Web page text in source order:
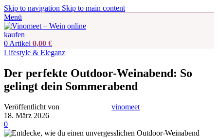
Skip to navigation Skip to main content
Menü
0 Artikel 0,00 €
Lifestyle & Eleganz
Der perfekte Outdoor-Weinabend: So
gelingt dein Sommerabend
Veröffentlicht von
vinomeet
18. März 2026
0